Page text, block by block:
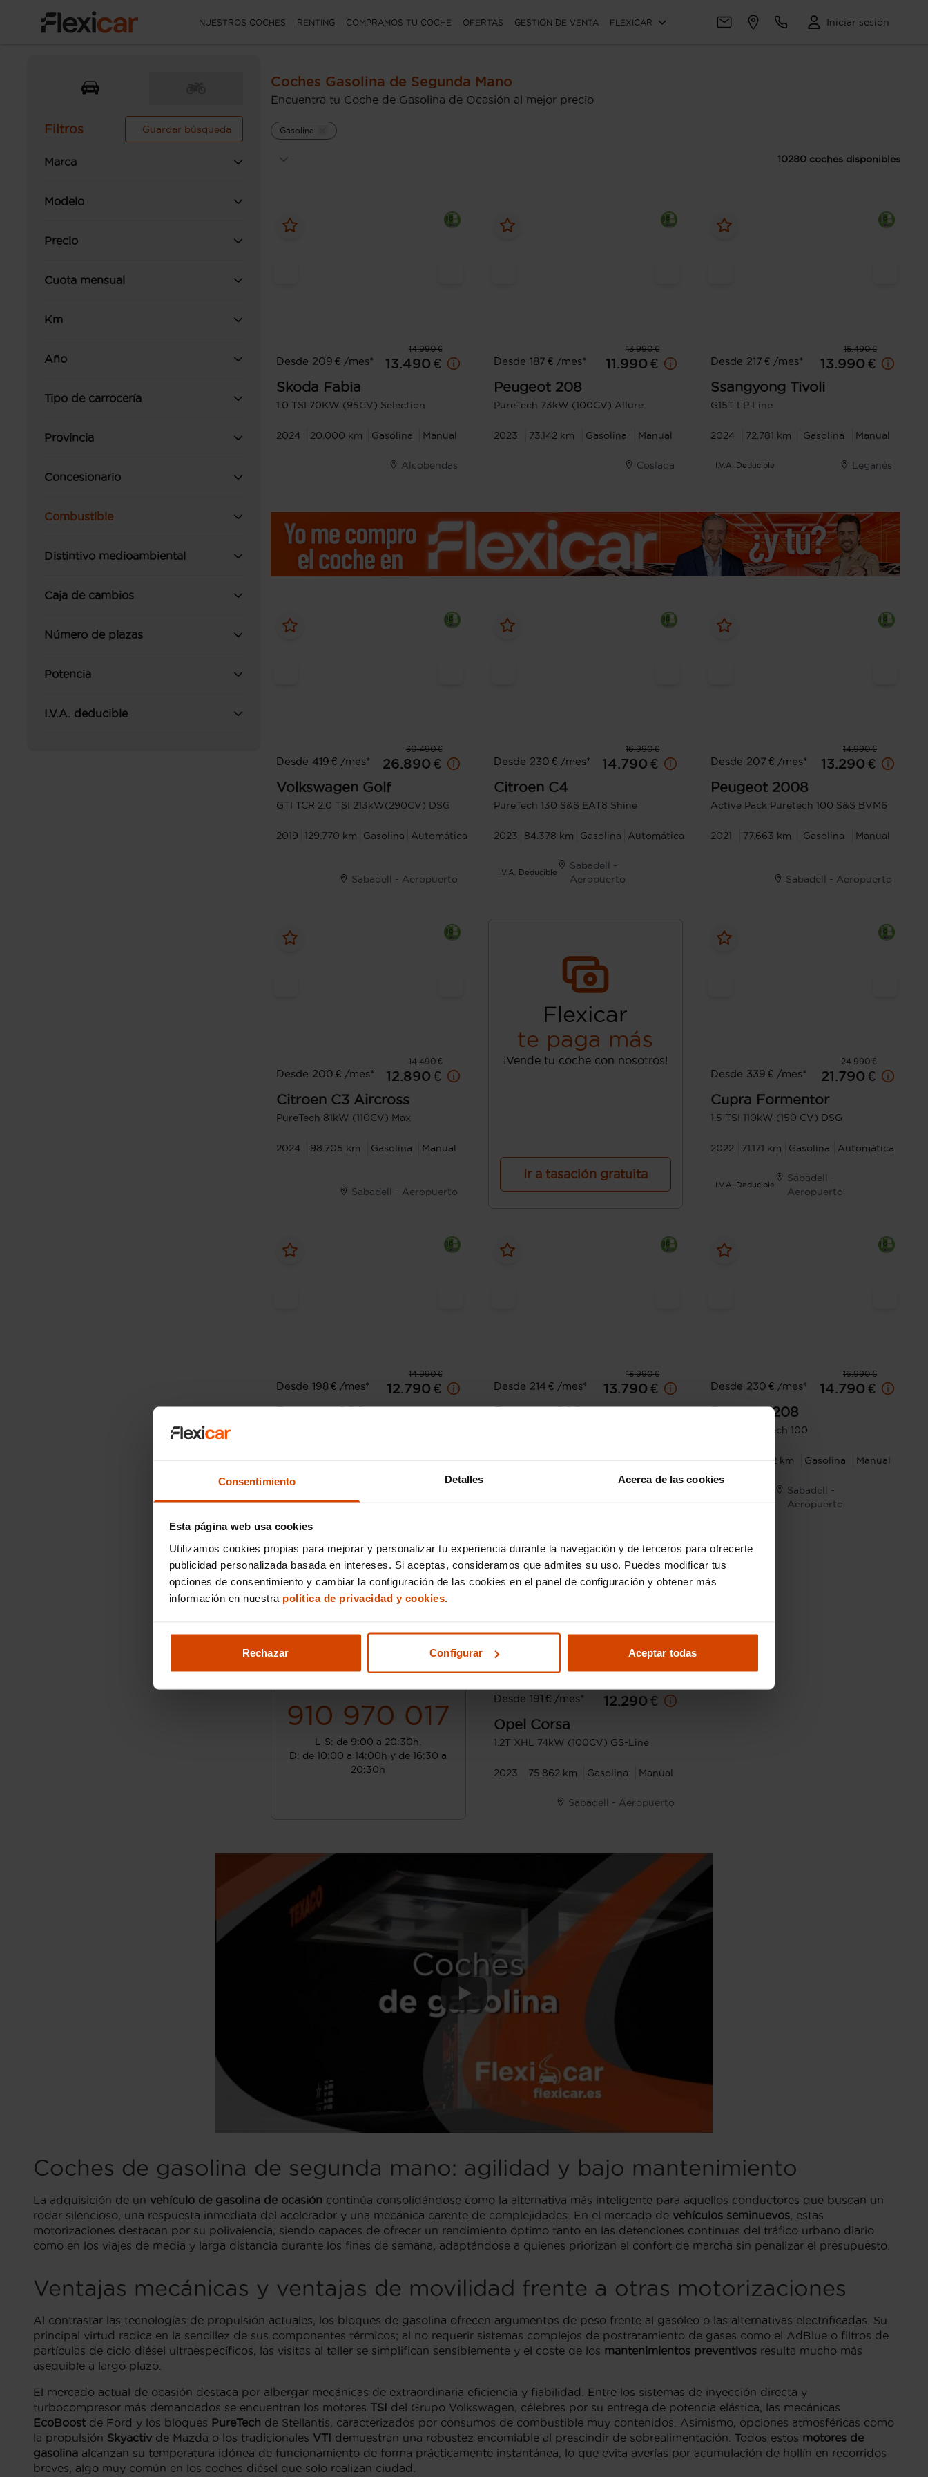
Consentimiento Detalles Acerca de las cookies
Esta página web usa cookies
Utilizamos cookies propias para mejorar y personalizar tu experiencia durante la navegación y de terceros para ofrecerte
publicidad personalizada basada en intereses. Si aceptas, consideramos que admites su uso. Puedes modificar tus
opciones de consentimiento y cambiar la configuración de las cookies en el panel de configuración y obtener más
información en nuestra política de privacidad y cookies.
Rechazar Configurar Aceptar todas
NUESTROS COCHES RENTING COMPRAMOS TU COCHE OFERTAS GESTIÓN DE VENTA FLEXICAR Iniciar sesión
Filtros Guardar búsqueda
Marca
Modelo
Precio
Cuota mensual
Km
Año
Tipo de carrocería
Provincia
Concesionario
Combustible
Distintivo medioambiental
Caja de cambios
Número de plazas
Potencia
I.V.A. deducible
Coches Gasolina de Segunda Mano
Encuentra tu Coche de Gasolina de Ocasión al mejor precio
Gasolina
10280 coches disponibles
14.990 €
Desde 209 € /mes*
13.490 €
Skoda Fabia
1.0 TSI 70KW (95CV) Selection
2024 20.000 km Gasolina Manual
Alcobendas
13.990 €
Desde 187 € /mes*
11.990 €
Peugeot 208
PureTech 73kW (100CV) Allure
2023 73.142 km Gasolina Manual
Coslada
15.490 €
Desde 217 € /mes*
13.990 €
Ssangyong Tivoli
G15T LP Line
2024 72.781 km Gasolina Manual
I.V.A. Deducible Leganés
30.490 €
Desde 419 € /mes*
26.890 €
Volkswagen Golf
GTI TCR 2.0 TSI 213kW(290CV) DSG
2019 129.770 km Gasolina Automática
Sabadell - Aeropuerto
16.990 €
Desde 230 € /mes*
14.790 €
Citroen C4
PureTech 130 S&S EAT8 Shine
2023 84.378 km Gasolina Automática
I.V.A. Deducible
Sabadell -
Aeropuerto
14.990 €
Desde 207 € /mes*
13.290 €
Peugeot 2008
Active Pack Puretech 100 S&S BVM6
2021 77.663 km Gasolina Manual
Sabadell - Aeropuerto
14.490 €
Desde 200 € /mes*
12.890 €
Citroen C3 Aircross
PureTech 81kW (110CV) Max
2024 98.705 km Gasolina Manual
Sabadell - Aeropuerto
Flexicar
te paga más
¡Vende tu coche con nosotros!
Ir a tasación gratuita
24.990 €
Desde 339 € /mes*
21.790 €
Cupra Formentor
1.5 TSI 110kW (150 CV) DSG
2022 71.171 km Gasolina Automática
I.V.A. Deducible
Sabadell -
Aeropuerto
14.990 €
Desde 198 € /mes*
12.790 €
Peugeot 208
Sabadell - Aeropuerto
15.990 €
Desde 214 € /mes*
13.790 €
Peugeot 208
16.990 €
Desde 230 € /mes*
14.790 €
Peugeot 208
Active Puretech 100
45.372 km Gasolina Manual
Sabadell -
Aeropuerto
¿Hablamos?
910 970 017
L-S: de 9:00 a 20:30h.
D: de 10:00 a 14:00h y de 16:30 a
20:30h
Desde 191 € /mes*
12.290 €
Opel Corsa
1.2T XHL 74kW (100CV) GS-Line
2023 75.862 km Gasolina Manual
Sabadell - Aeropuerto
Coches de gasolina de segunda mano: agilidad y bajo mantenimiento
La adquisición de un vehículo de gasolina de ocasión continúa consolidándose como la alternativa más inteligente para aquellos conductores que buscan un
rodar silencioso, una respuesta inmediata del acelerador y una mecánica carente de complejidades. En el mercado de vehículos seminuevos, estas
motorizaciones destacan por su polivalencia, siendo capaces de ofrecer un rendimiento óptimo tanto en las detenciones continuas del tráfico urbano diario
como en los viajes de media y larga distancia durante los fines de semana, adaptándose a quienes priorizan el confort de marcha sin penalizar el presupuesto.
Ventajas mecánicas y ventajas de movilidad frente a otras motorizaciones
Al contrastar las tecnologías de propulsión actuales, los bloques de gasolina ofrecen argumentos de peso frente al gasóleo o las alternativas electrificadas. Su
principal virtud radica en la sencillez de sus componentes térmicos; al no requerir sistemas complejos de postratamiento de gases como el AdBlue o filtros de
partículas de ciclo diésel ultraespecíficos, las visitas al taller se simplifican sensiblemente y el coste de los mantenimientos preventivos resulta mucho más
asequible a largo plazo.
El mercado actual de ocasión destaca por albergar mecánicas de extraordinaria eficiencia y fiabilidad. Entre los sistemas de inyección directa y
turbocompresor más demandados se encuentran los motores TSI del Grupo Volkswagen, célebres por su entrega de potencia elástica, las mecánicas
EcoBoost de Ford y los bloques PureTech de Stellantis, caracterizados por consumos de combustible muy contenidos. Asimismo, opciones atmosféricas como
la propulsión Skyactivde Mazda o los tradicionales VTI demuestran una robustez encomiable al prescindir de sobrealimentación. Todos estos motores de
gasolina alcanzan su temperatura idónea de funcionamiento de forma prácticamente instantánea, lo que evita averías por acumulación de hollín en recorridos
breves, algo muy común en los coches diésel que solo realizan ciudad.